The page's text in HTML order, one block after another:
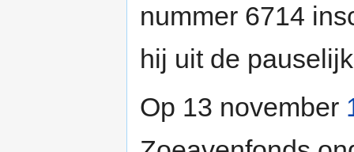
nummer 6714
hij uit de
Op 13 november